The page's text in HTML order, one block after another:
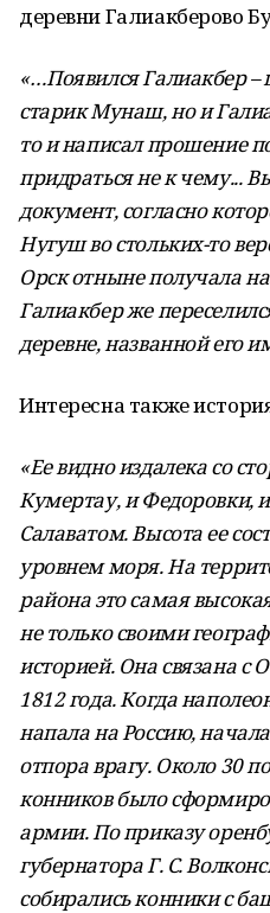
деревни Галиакберово
«…Появился Галиакбер
старик Мунаш, но и
то и написал прошение
придраться не к чему...
документ, согласно
Нугуш во стольких-то
Орск отныне получала
Галиакбер же
деревне, названной его
Интересна также
«Ее видно издалека со
Кумертау, и Федоровки,
Салаватом. Высота ее
уровнем моря. На
района это самая
не только своими
историей. Она связана с
1812 года. Когда
напала на Россию,
отпора врагу. Около 30
конников было
армии. По приказу
губернатора Г. С.
собирались конники с